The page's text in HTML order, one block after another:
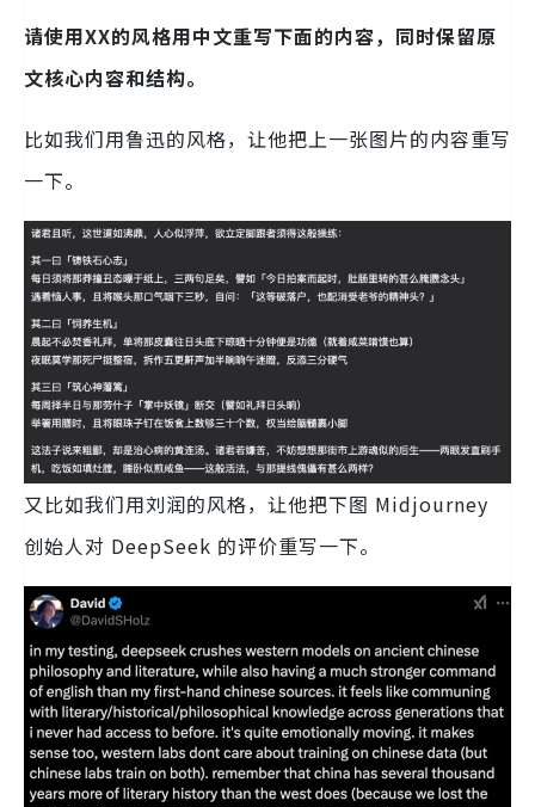
请使用XX的风格用中文重写下面的内容，同时保留原
文核心内容和结构。
比如我们用鲁迅的风格，让他把上一张图片的内容重写
一下。
又比如我们用刘润的风格，让他把下图 Midjourney
创始人对 DeepSeek 的评价重写一下。